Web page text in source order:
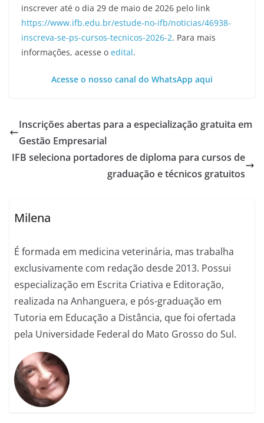
inscrever até o dia 29 de maio de 2026 pelo link
https://www.ifb.edu.br/estude-no-ifb/noticias/46938-
inscreva-se-ps-cursos-tecnicos-2026-2. Para mais
informações, acesse o edital.
Acesse o nosso canal do WhatsApp aqui
Inscrições abertas para a especialização gratuita em
Gestão Empresarial
IFB seleciona portadores de diploma para cursos de
graduação e técnicos gratuitos
Milena
É formada em medicina veterinária, mas trabalha
exclusivamente com redação desde 2013. Possui
especialização em Escrita Criativa e Editoração,
realizada na Anhanguera, e pós-graduação em
Tutoria em Educação a Distância, que foi ofertada
pela Universidade Federal do Mato Grosso do Sul.